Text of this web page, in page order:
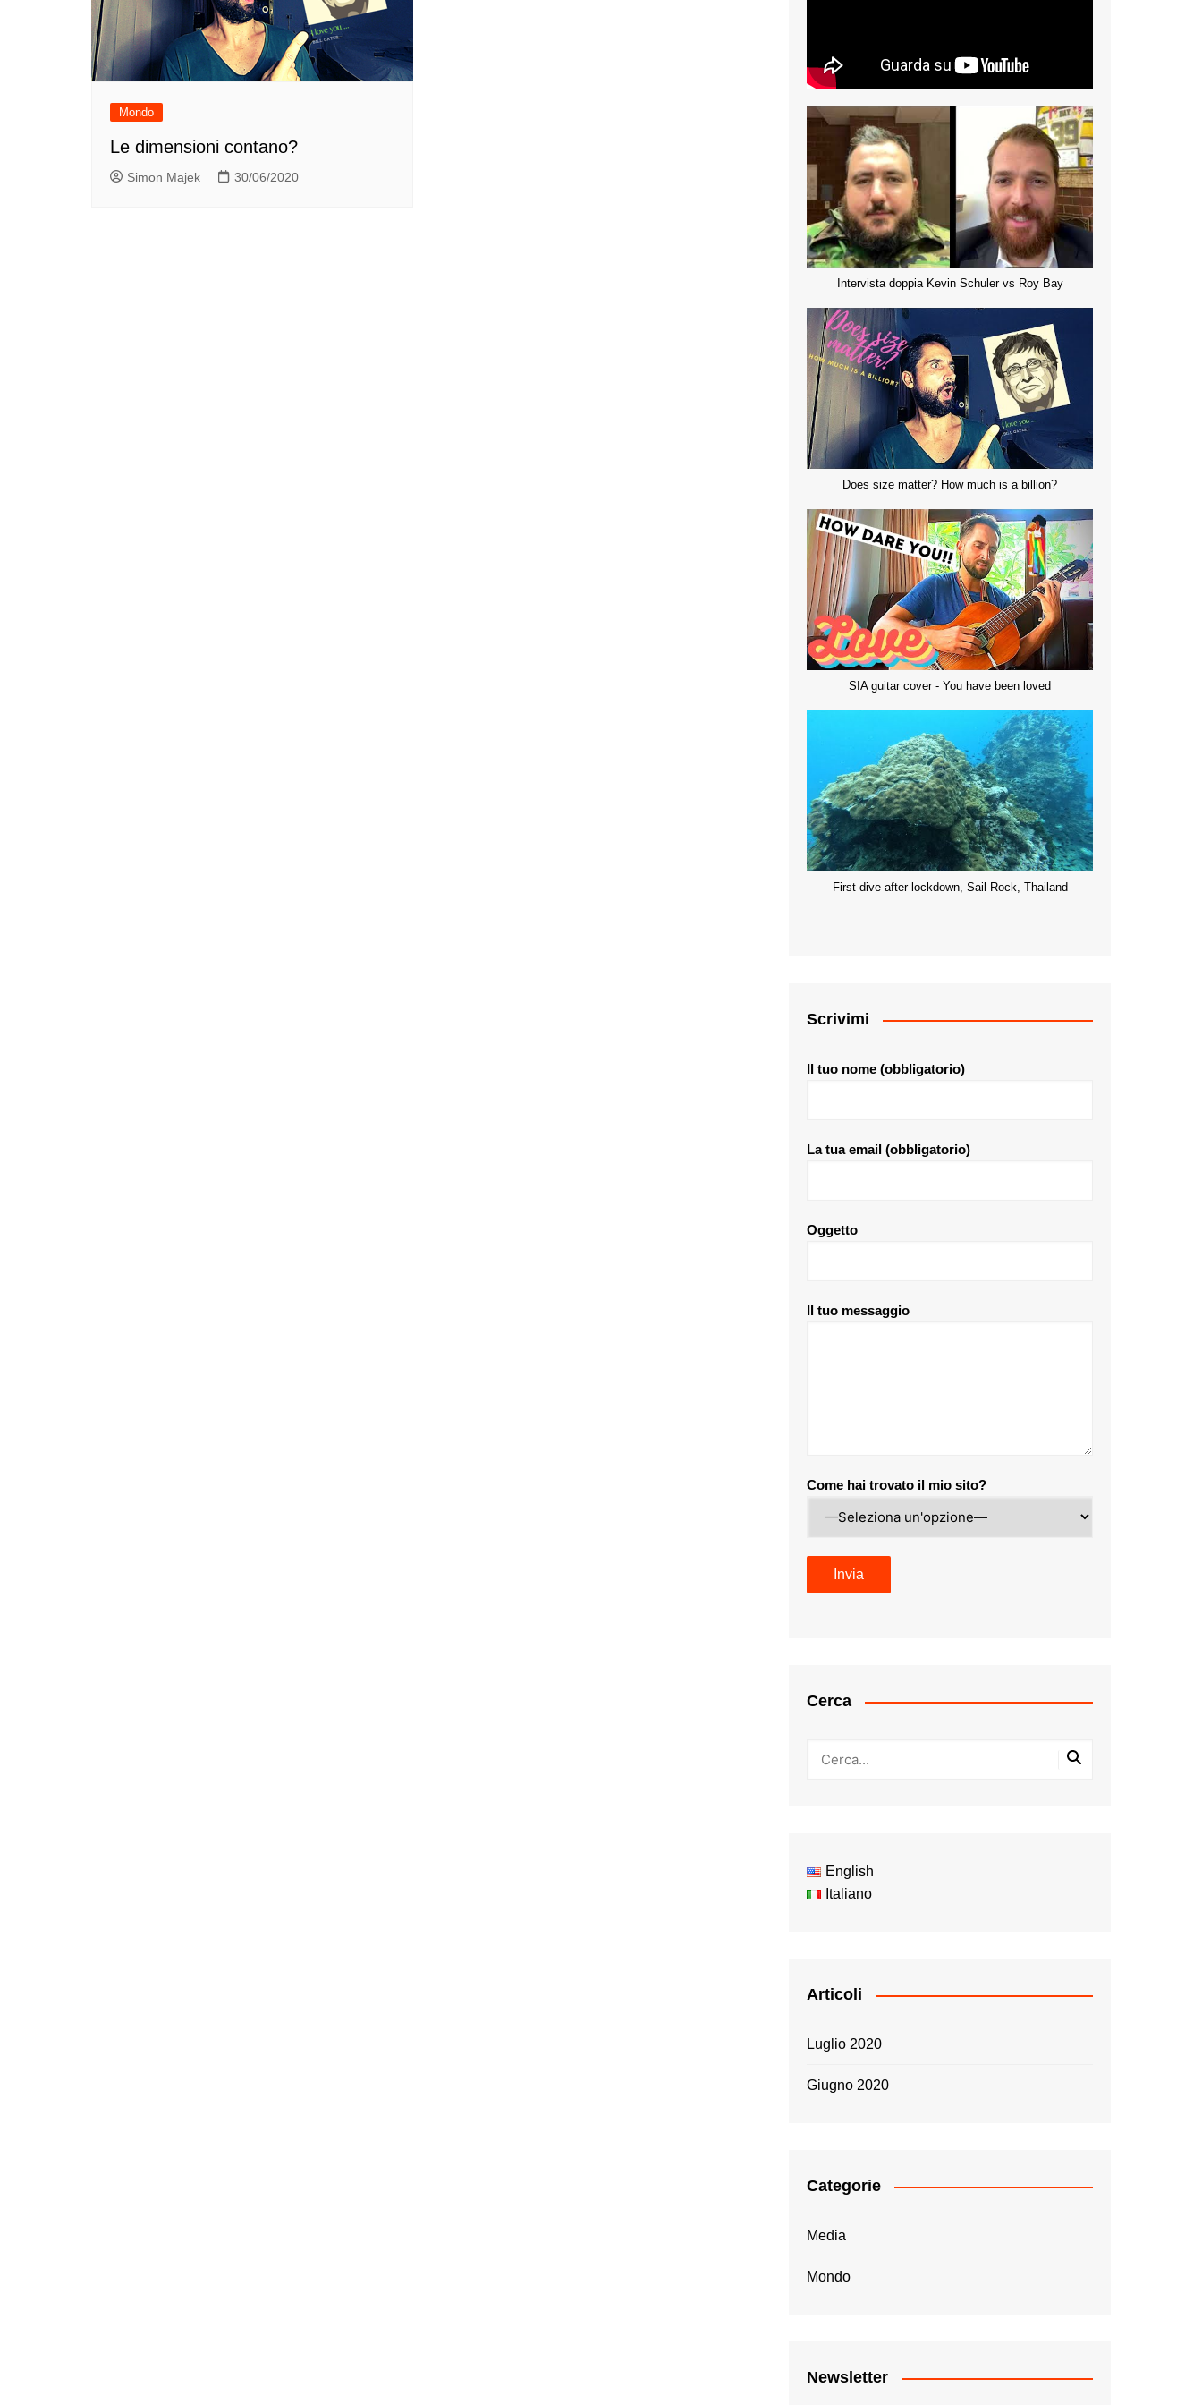
Mondo
Le dimensioni contano?
Simon Majek 30/06/2020
Intervista doppia Kevin Schuler vs Roy Bay
Does size matter? How much is a billion?
SIA guitar cover - You have been loved
First dive after lockdown, Sail Rock, Thailand
Scrivimi
Il tuo nome (obbligatorio)
La tua email (obbligatorio)
Oggetto
Il tuo messaggio
Come hai trovato il mio sito?
Cerca
English
Italiano
Articoli
Luglio 2020
Giugno 2020
Categorie
Media
Mondo
Newsletter